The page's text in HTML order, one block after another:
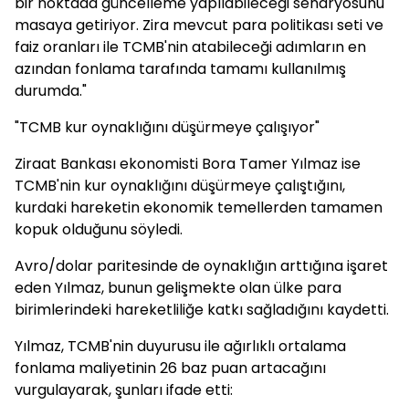
masaya getiriyor. Zira mevcut para politikası seti ve
faiz oranları ile TCMB'nin atabileceği adımların en
azından fonlama tarafında tamamı kullanılmış
durumda."
"TCMB kur oynaklığını düşürmeye çalışıyor"
Ziraat Bankası ekonomisti Bora Tamer Yılmaz ise
TCMB'nin kur oynaklığını düşürmeye çalıştığını,
kurdaki hareketin ekonomik temellerden tamamen
kopuk olduğunu söyledi.
Avro/dolar paritesinde de oynaklığın arttığına işaret
eden Yılmaz, bunun gelişmekte olan ülke para
birimlerindeki hareketliliğe katkı sağladığını kaydetti.
Yılmaz, TCMB'nin duyurusu ile ağırlıklı ortalama
fonlama maliyetinin 26 baz puan artacağını
vurgulayarak, şunları ifade etti: